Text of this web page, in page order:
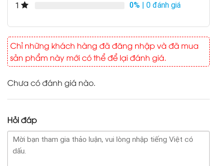
1
0% | 0 đánh giá
Chỉ những khách hàng đã đăng nhập và đã mua
sản phẩm này mới có thể để lại đánh giá.
Chưa có đánh giá nào.
Hỏi đáp